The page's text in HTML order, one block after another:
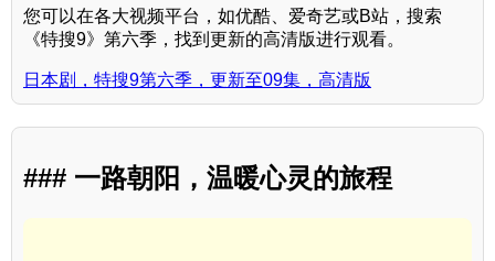
您可以在各大视频平台，如优酷、爱奇艺或B站，搜索
《特搜9》第六季，找到更新的高清版进行观看。
日本剧，特搜9第六季，更新至09集，高清版
### 一路朝阳，温暖心灵的旅程